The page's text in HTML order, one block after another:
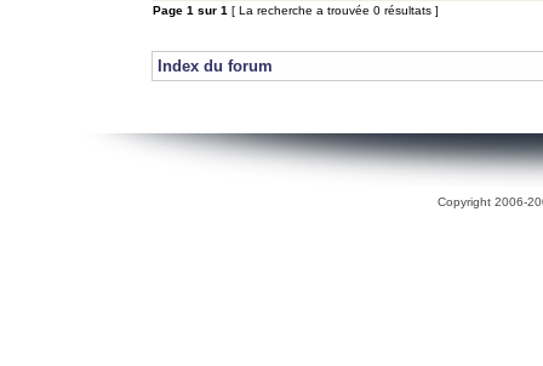
Page 1 sur 1 [ La recherche a trouvée 0 résultats ]
Index du forum
Copyright 2006-